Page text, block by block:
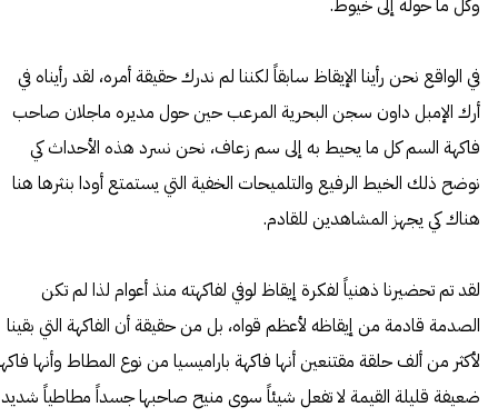
وكل ما حوله إلى خيوط.
في الواقع نحن رأينا الإيقاظ سابقاً لكننا لم ندرك حقيقة أمره، لقد رأيناه في
أرك الإمبل داون سجن البحرية المرعب حين حول مديره ماجلان صاحب
فاكهة السم كل ما يحيط به إلى سم زعاف، نحن نسرد هذه الأحداث كي
نوضح ذلك الخيط الرفيع والتلميحات الخفية التي يستمتع أودا بنثرها هنا
هناك كي يجهز المشاهدين للقادم.
لقد تم تحضيرنا ذهنياً لفكرة إيقاظ لوفي لفاكهته منذ أعوام لذا لم تكن
الصدمة قادمة من إيقاظه لأعظم قواه، بل من حقيقة أن الفاكهة التي بقينا
لأكثر من ألف حلقة مقتنعين أنها فاكهة باراميسيا من نوع المطاط وأنها
ضعيفة قليلة القيمة لا تفعل شيئاً سوى منيح صاحبها جسداً مطاطياً شديد